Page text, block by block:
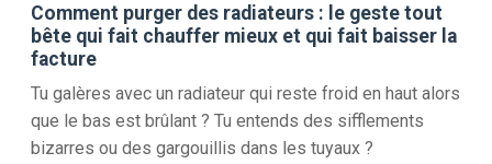
Comment purger des radiateurs : le geste tout
bête qui fait chauffer mieux et qui fait baisser la
facture
Tu galères avec un radiateur qui reste froid en haut alors
que le bas est brûlant ? Tu entends des sifflements
bizarres ou des gargouillis dans les tuyaux ?